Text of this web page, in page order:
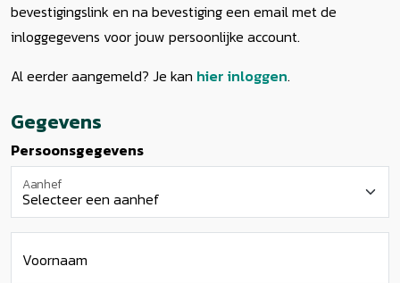
bevestigingslink en na bevestiging een email met de
inloggegevens voor jouw persoonlijke account.
Al eerder aangemeld? Je kan hier inloggen.
Gegevens
Persoonsgegevens
Aanhef
Voornaam